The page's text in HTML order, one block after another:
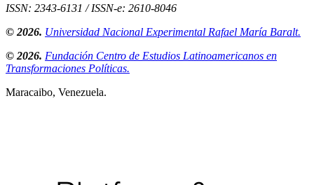
ISSN: 2343-6131 / ISSN-e: 2610-8046
© 2026. Universidad Nacional Experimental Rafael María Baralt.
© 2026. Fundación Centro de Estudios Latinoamericanos en
Transformaciones Políticas.
Maracaibo, Venezuela.